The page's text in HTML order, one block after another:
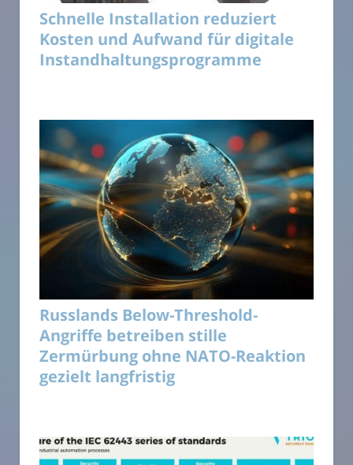
Schnelle Installation reduziert
Kosten und Aufwand für digitale
Instandhaltungsprogramme
Russlands Below-Threshold-
Angriffe betreiben stille
Zermürbung ohne NATO-Reaktion
gezielt langfristig